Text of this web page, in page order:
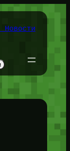
Новости